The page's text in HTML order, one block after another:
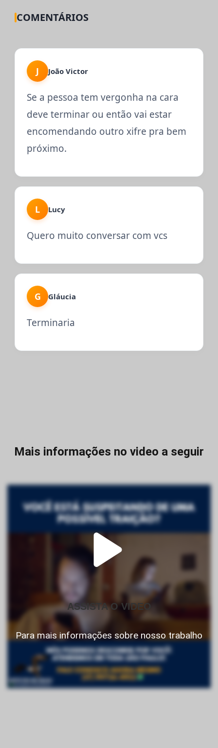
COMENTÁRIOS
J João Victor
Se a pessoa tem vergonha na cara
deve terminar ou então vai estar
encomendando outro xifre pra bem
próximo.
L Lucy
Quero muito conversar com vcs
G Gláucia
Terminaria
Mais informações no video a seguir
ASSISTA O VIDEO
Para mais informações sobre nosso trabalho